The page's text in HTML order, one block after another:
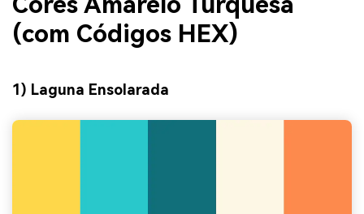
(com Códigos HEX)
1) Laguna Ensolarada